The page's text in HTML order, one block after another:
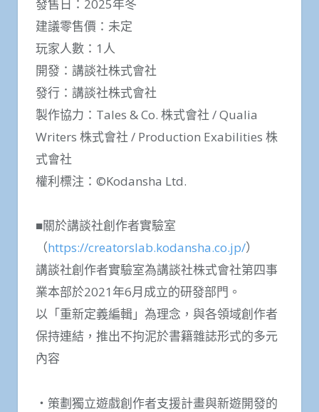
發售日：2025年冬
建議零售價：未定
玩家人數：1人
開發：講談社株式會社
發行：講談社株式會社
製作協力：Tales & Co. 株式會社 / Qualia
Writers 株式會社 / Production Exabilities 株
式會社
權利標注：©Kodansha Ltd.
■關於講談社創作者實驗室
（https://creatorslab.kodansha.co.jp/）
講談社創作者實驗室為講談社株式會社第四事
業本部於2021年6月成立的研發部門。
以「重新定義編輯」為理念，與各領域創作者
保持連結，推出不拘泥於書籍雜誌形式的多元
內容
・策劃獨立遊戲創作者支援計畫與新遊開發的